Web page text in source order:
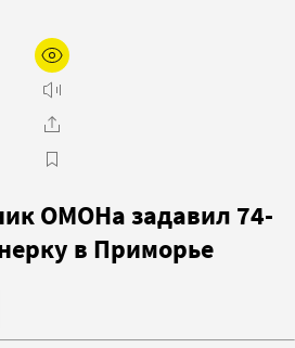
ОМОНа задавил 74-
в Приморье